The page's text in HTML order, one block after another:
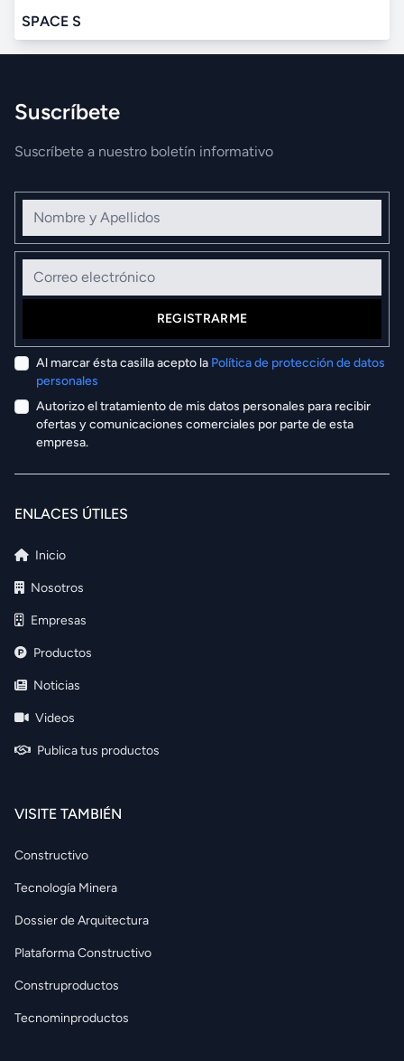
SPACE S
Suscríbete
Suscríbete a nuestro boletín informativo
Nombre y Apellidos
Correo electrónico
REGISTRARME
Al marcar ésta casilla acepto la Política de protección de datos
personales
Autorizo el tratamiento de mis datos personales para recibir
ofertas y comunicaciones comerciales por parte de esta
empresa.
ENLACES ÚTILES
Inicio
Nosotros
Empresas
Productos
Noticias
Videos
Publica tus productos
VISITE TAMBIÉN
Constructivo
Tecnología Minera
Dossier de Arquitectura
Plataforma Constructivo
Construproductos
Tecnominproductos